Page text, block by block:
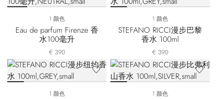
1 颜色
Eau de parfum Firenze 香
水100毫升
€ 390
1 颜色
STEFANO RICCI漫步巴黎
香水 100ml
€ 390
1 颜色 1 颜色